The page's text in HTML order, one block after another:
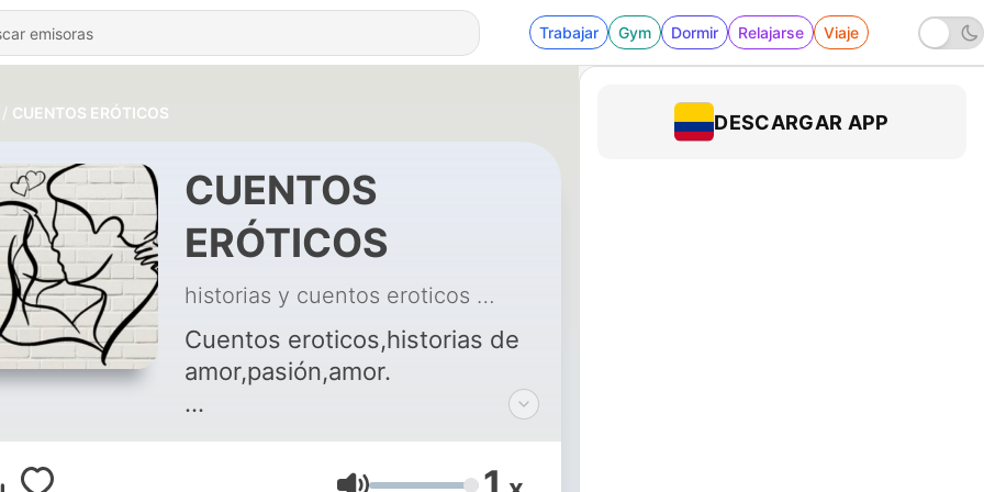
Trabajar Gym Dormir Relajarse Viaje
CUENTOS ERÓTICOS
CUENTOS
ERÓTICOS
historias y cuentos eroticos |
Cuentos eroticos,historias de
amor,pasión,amor.
Conviértete en un supporter
de este podcast:
DESCARGAR APP